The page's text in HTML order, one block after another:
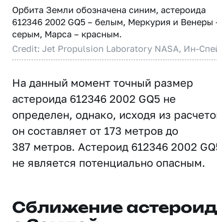
Орбита Земли обозначена синим, астероида
612346 2002 GQ5 – белым, Меркурия и Венеры
серым, Марса – красным.
Credit: Jet Propulsion Laboratory NASA, Ин-
На данный момент точный размер
астероида 612346 2002 GQ5 не
определен, однако, исходя из
он составляет от 173 метров до
387 метров. Астероид 612346 2002
не является потенциально опасным.
Сближение